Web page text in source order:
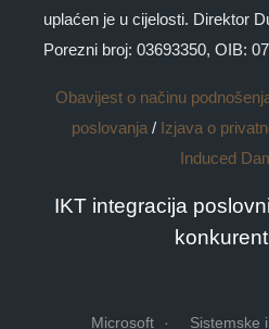
uplaćen je u cijelosti. Direktor
Porezni broj: 03693350, OIB:
Obavijest o načinu
poslovanja / Izjava o
Induced
IKT integracija
Microsoft Sistemske